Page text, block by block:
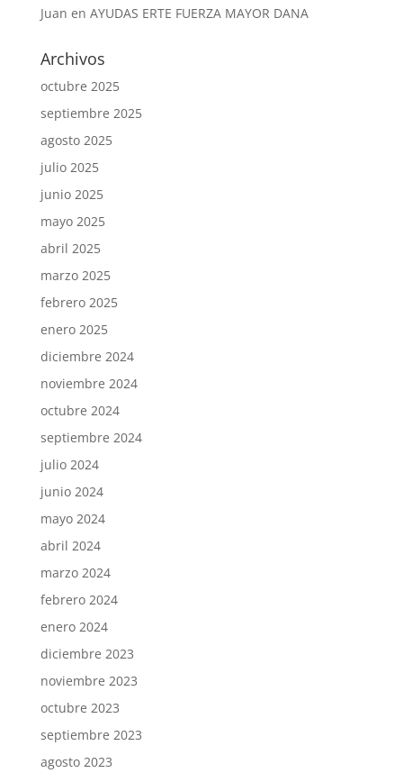
Juan en AYUDAS ERTE FUERZA MAYOR DANA
Archivos
octubre 2025
septiembre 2025
agosto 2025
julio 2025
junio 2025
mayo 2025
abril 2025
marzo 2025
febrero 2025
enero 2025
diciembre 2024
noviembre 2024
octubre 2024
septiembre 2024
julio 2024
junio 2024
mayo 2024
abril 2024
marzo 2024
febrero 2024
enero 2024
diciembre 2023
noviembre 2023
octubre 2023
septiembre 2023
agosto 2023